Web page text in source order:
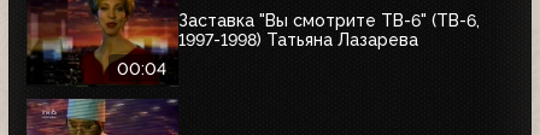
00:04
Заставка "Вы смотрите ТВ-6" (ТВ-6,
1997-1998) Татьяна Лазарева